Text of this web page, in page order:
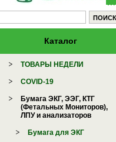
Каталог
ТОВАРЫ НЕДЕЛИ
COVID-19
Бумага ЭКГ, ЭЭГ, КТГ
(Фетальных Мониторов),
ЛПУ и анализаторов
Бумага для ЭКГ